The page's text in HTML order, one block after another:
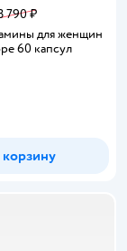
790 ₽
для женщин
60 капсул
корзину